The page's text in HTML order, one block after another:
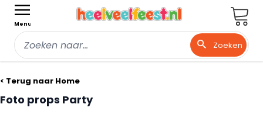
Menu
Zoeken
< Terug naar Home
Foto props Party